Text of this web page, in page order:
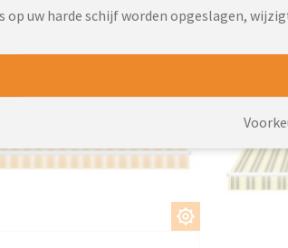
voor huis
uw harde schijf worden opgeslagen,